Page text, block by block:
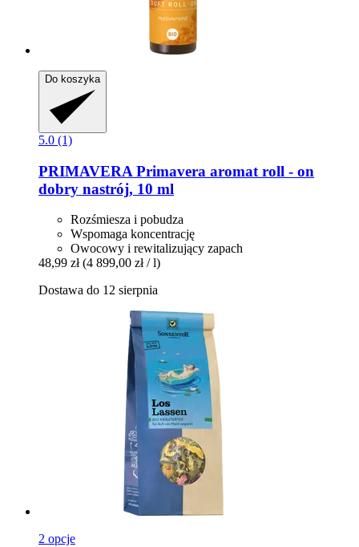
Do koszyka
5.0 (1)
PRIMAVERA Primavera aromat roll -​ on
dobry nastrój, 10 ml
Rozśmiesza i pobudza
Wspomaga koncentrację
Owocowy i rewitalizujący zapach
48,99 zł (4 899,00 zł / l)
Dostawa do 12 sierpnia
2 opcje